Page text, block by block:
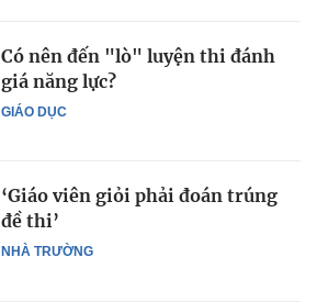
GIÁO DỤC
Có nên đến "lò" luyện thi đánh
giá năng lực?
NHÀ TRƯỜNG
‘Giáo viên giỏi phải đoán trúng
đề thi’